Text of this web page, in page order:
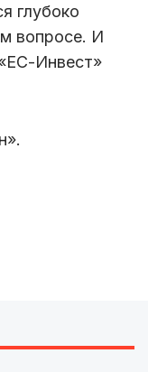
глубоко
вопросе. И
Инвест»